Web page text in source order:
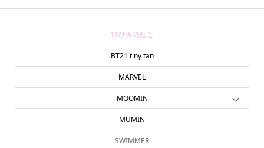
11ぴきのねこ
BT21 tiny tan
MARVEL
MOOMIN
MUMIN
SWIMMER